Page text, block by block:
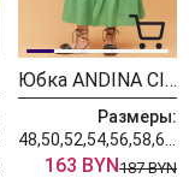
Юбка ANDINA CITY 1008 зелёный
Размеры:
163 BYN187 BYN